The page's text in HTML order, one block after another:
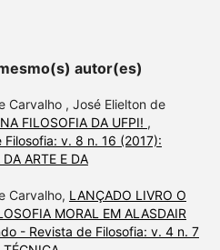
autor(es)
Carvalho , José Elielton de
FILOSOFIA DA UFPI! ,
v. 8 n. 16 (2017):
ARTE E DA
Carvalho, LANÇADO LIVRO O
MORAL EM ALASDAIR
- Revista de Filosofia: v. 4 n. 7